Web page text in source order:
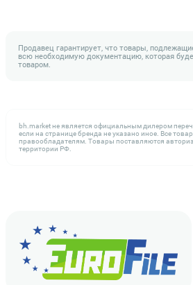
Продавец гарантирует, что товары,
всю необходимую документацию, которая
товаром.
bh.market не является официальным дилером
если на странице бренда не указано иное. Все
правообладателям. Товары поставляются
территории РФ.